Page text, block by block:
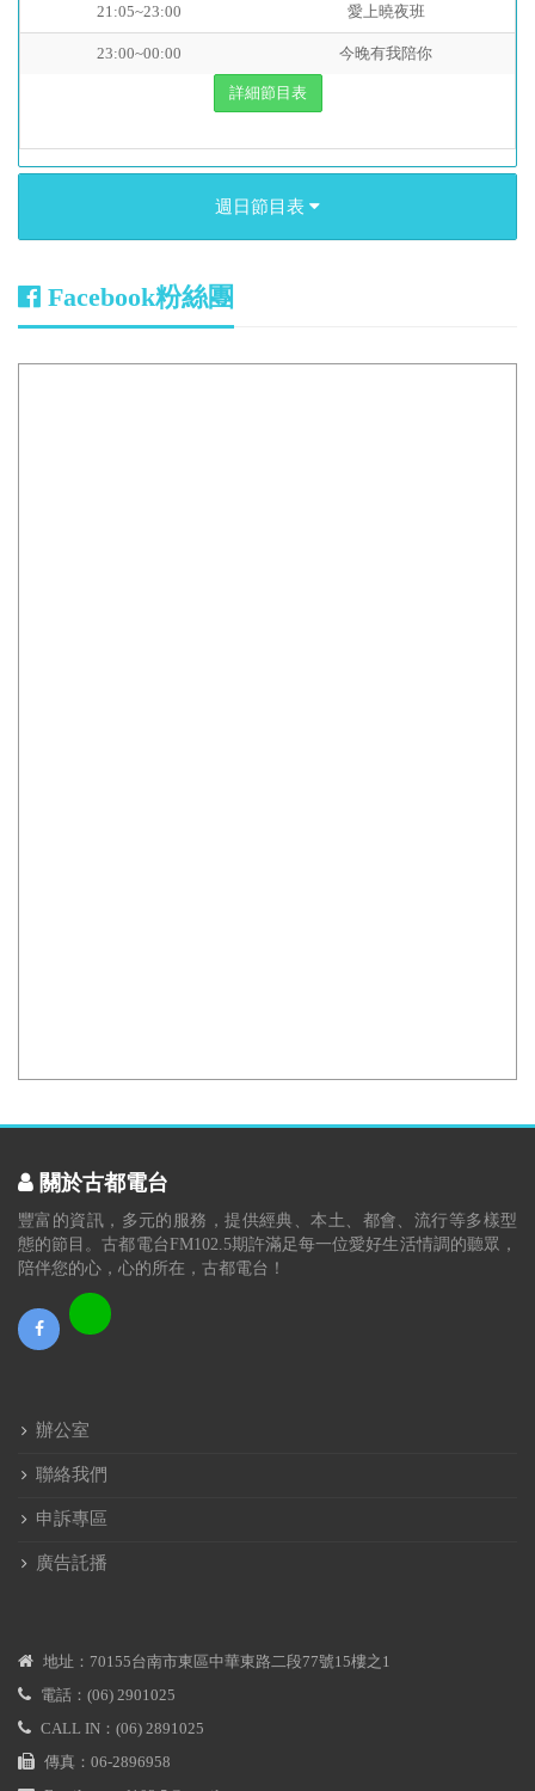
21:05~23:00 愛上曉夜班
23:00~00:00 今晚有我陪你
詳細節目表
週日節目表
Facebook粉絲團
關於古都電台
豐富的資訊，多元的服務，提供經典、本土、都會、流行等多樣型
態的節目。古都電台FM102.5期許滿足每一位愛好生活情調的聽眾，
陪伴您的心，心的所在，古都電台！
辦公室
聯絡我們
申訴專區
廣告託播
地址：70155台南市東區中華東路二段77號15樓之1
電話：(06) 2901025
CALL IN：(06) 2891025
傳真：06-2896958